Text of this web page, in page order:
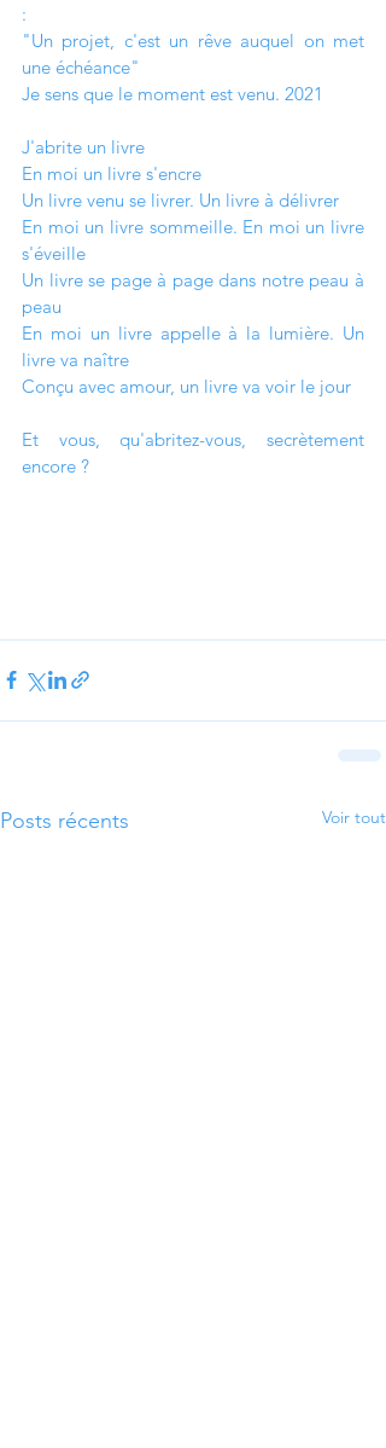
:
"Un projet, c'est un rêve auquel on met
une échéance"
Je sens que le moment est venu. 2021
J'abrite un livre
En moi un livre s'encre
Un livre venu se livrer. Un livre à délivrer
En moi un livre sommeille. En moi un livre
s'éveille
Un livre se page à page dans notre peau à
peau
En moi un livre appelle à la lumière. Un
livre va naître
Conçu avec amour, un livre va voir le jour
Et vous, qu'abritez-vous, secrètement
encore ?
Posts récents Voir tout